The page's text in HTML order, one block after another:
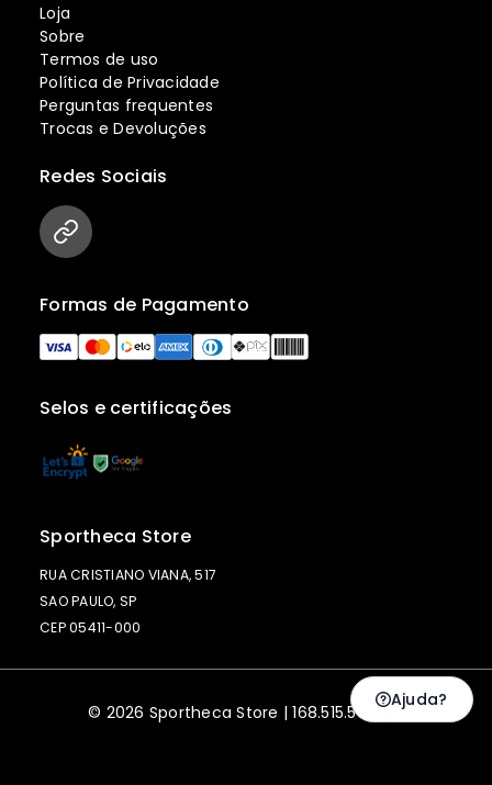
Loja
Sobre
Termos de uso
Política de Privacidade
Perguntas frequentes
Trocas e Devoluções
Selos e certificações
Formas de Pagamento
Redes Sociais
Sportheca Store
RUA CRISTIANO VIANA, 517
SAO PAULO, SP
CEP 05411-000
© 2026 Sportheca Store | 168.515.568-55
Ajuda?